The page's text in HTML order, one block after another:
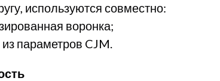
используются совместно:
воронка;
параметров CJM.